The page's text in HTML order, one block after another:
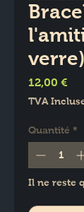
verre)
12,00 €
TVA
Quantité *
Il ne reste